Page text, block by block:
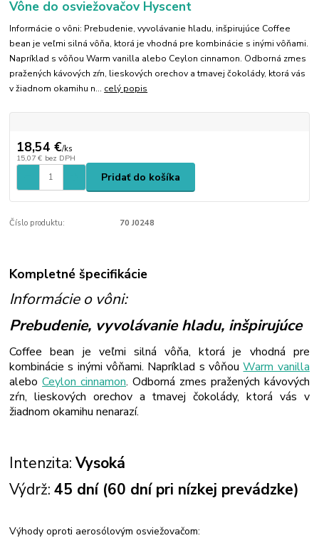
Vône do osviežovačov Hyscent
Informácie o vôni: Prebudenie, vyvolávanie hladu, inšpirujúce Coffee
bean je veľmi silná vôňa, ktorá je vhodná pre kombinácie s inými vôňami.
Napríklad s vôňou Warm vanilla alebo Ceylon cinnamon. Odborná zmes
pražených kávových zŕn, lieskových orechov a tmavej čokolády, ktorá vás
v žiadnom okamihu n... celý popis
18,54 €/ks
15,07 € bez DPH
Pridať do košíka
Číslo produktu: 70 J0248
Kompletné špecifikácie
Informácie o vôni:
Prebudenie, vyvolávanie hladu, inšpirujúce
Coffee bean je veľmi silná vôňa, ktorá je vhodná pre
kombinácie s inými vôňami. Napríklad s vôňouWarm vanilla
aleboCeylon cinnamon. Odborná zmes pražených kávových
zŕn, lieskových orechov a tmavej čokolády, ktorá vás v
žiadnom okamihu nenarazí.
Intenzita:Vysoká
Výdrž:45 dní (60 dní pri nízkej prevádzke)
Výhody oproti aerosólovým osviežovačom: